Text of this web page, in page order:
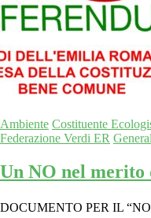
Ambiente Costituente
Federazione Verdi ER
Un NO nel
DOCUMENTO PER IL